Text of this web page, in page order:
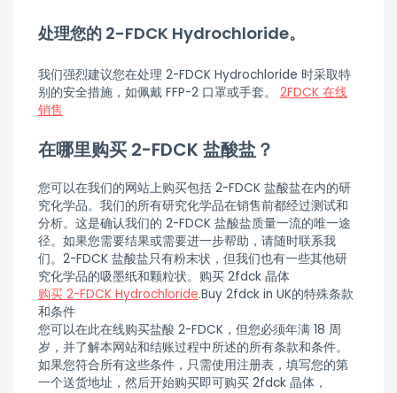
处理您的 2-FDCK Hydrochloride。
我们强烈建议您在处理 2-FDCK Hydrochloride 时采取特
别的安全措施，如佩戴 FFP-2 口罩或手套。 2FDCK 在线
销售
在哪里购买 2-FDCK 盐酸盐？
您可以在我们的网站上购买包括 2-FDCK 盐酸盐在内的研
究化学品。我们的所有研究化学品在销售前都经过测试和
分析。这是确认我们的 2-FDCK 盐酸盐质量一流的唯一途
径。如果您需要结果或需要进一步帮助，请随时联系我
们。2-FDCK 盐酸盐只有粉末状，但我们也有一些其他研
究化学品的吸墨纸和颗粒状。购买 2fdck 晶体
购买 2-FDCK Hydrochloride.Buy 2fdck in UK的特殊条款
和条件
您可以在此在线购买盐酸 2-FDCK，但您必须年满 18 周
岁，并了解本网站和结账过程中所述的所有条款和条件。
如果您符合所有这些条件，只需使用注册表，填写您的第
一个送货地址，然后开始购买即可购买 2fdck 晶体，